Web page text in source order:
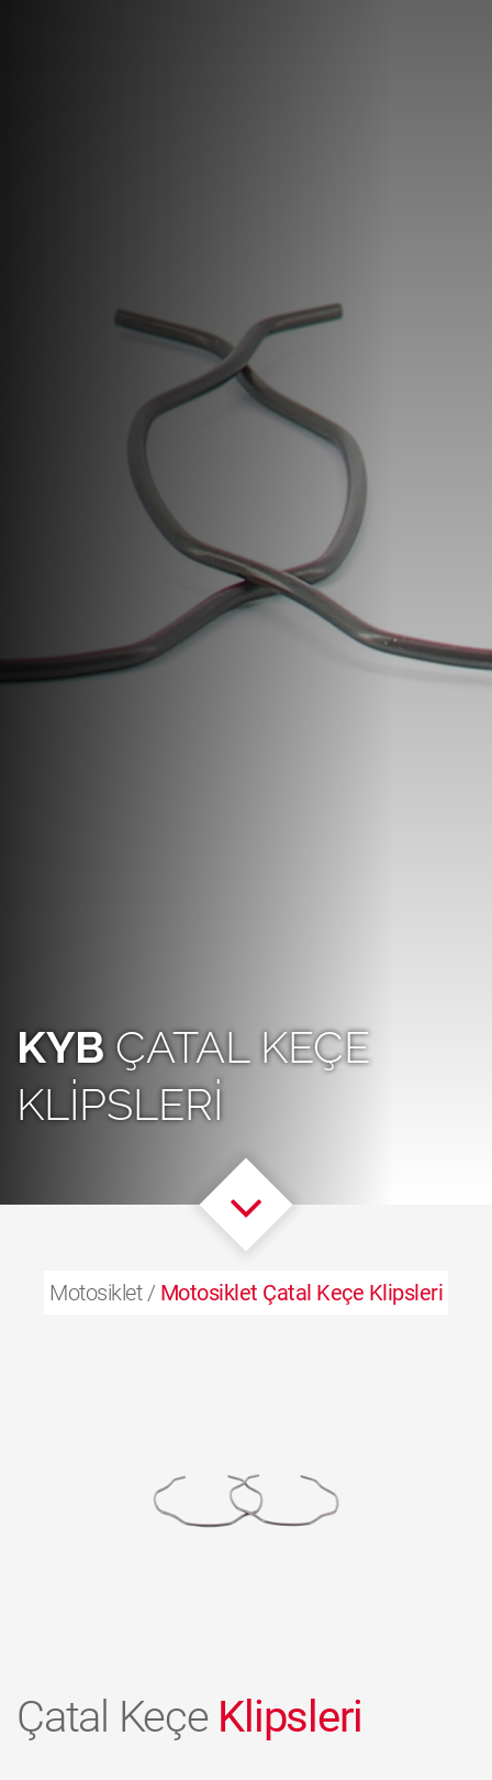
KYB ÇATAL KEÇE
KLIPSLERI
Motosiklet / Motosiklet Çatal Keçe Klipsleri
Çatal Keçe Klipsleri